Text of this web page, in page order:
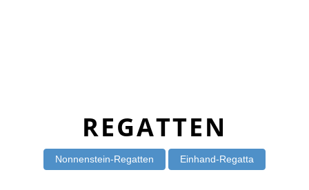
REGATTEN
Nonnenstein-Regatten Einhand-Regatta